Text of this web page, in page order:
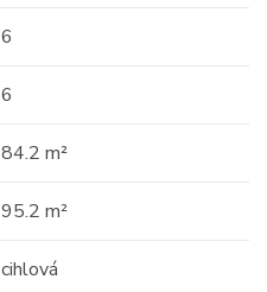
6
6
84.2 m²
95.2 m²
cihlová